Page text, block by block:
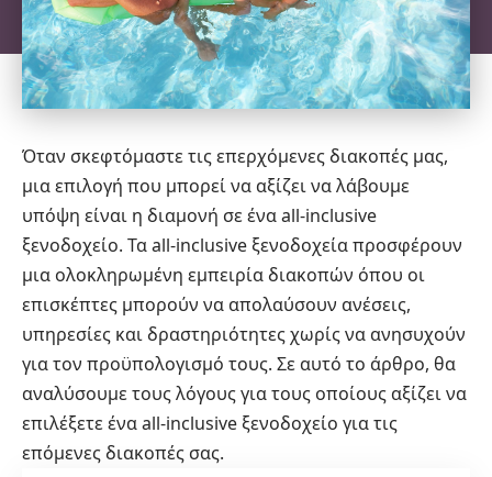
Όταν σκεφτόμαστε τις επερχόμενες διακοπές μας,
μια επιλογή που μπορεί να αξίζει να λάβουμε
υπόψη είναι η διαμονή σε ένα all-inclusive
ξενοδοχείο. Τα all-inclusive ξενοδοχεία προσφέρουν
μια ολοκληρωμένη εμπειρία διακοπών όπου οι
επισκέπτες μπορούν να απολαύσουν ανέσεις,
υπηρεσίες και δραστηριότητες χωρίς να ανησυχούν
για τον προϋπολογισμό τους. Σε αυτό το άρθρο, θα
αναλύσουμε τους λόγους για τους οποίους αξίζει να
επιλέξετε ένα all-inclusive ξενοδοχείο για τις
επόμενες διακοπές σας.